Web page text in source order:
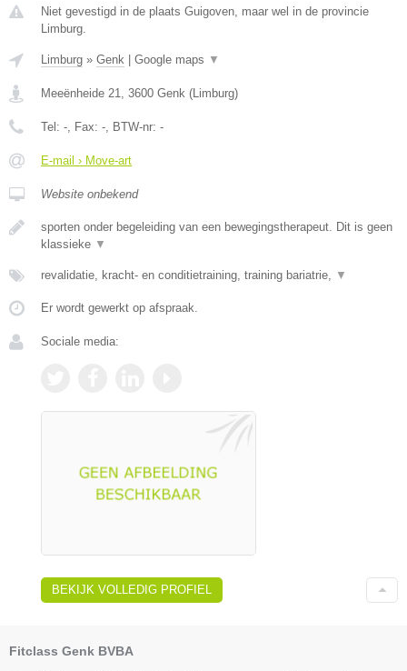
Niet gevestigd in de plaats Guigoven, maar wel in de provincie
Limburg.
Limburg » Genk Google maps ▼
Meeënheide 21, 3600 Genk (Limburg)
Tel: -, Fax: -, BTW-nr: -
E-mail › Move-art
Website onbekend
sporten onder begeleiding van een bewegingstherapeut. Dit is geen
klassieke ▼
revalidatie, kracht- en conditietraining, training bariatrie, ▼
Er wordt gewerkt op afspraak.
Sociale media:
BEKIJK VOLLEDIG PROFIEL
Fitclass Genk BVBA